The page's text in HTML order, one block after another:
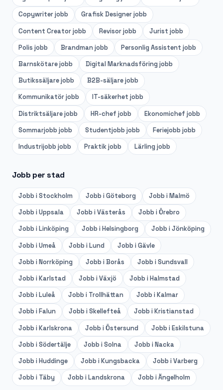
Copywriterjobb Grafisk Designerjobb
Content Creatorjobb Revisorjobb Jurist jobb
Polis jobb Brandman jobb Personlig Assistent jobb
Barnskötarejobb Digital Marknadsföring jobb
Butikssäljarejobb B2B-säljarejobb
Kommunikatörjobb IT-säkerhet jobb
Distriktsäljarejobb HR-chef jobb Ekonomichef jobb
Sommarjobb jobb Studentjobb jobb Feriejobb jobb
Industrijobb jobb Praktikjobb Lärling jobb
Jobb per stad
Jobb iStockholm Jobb iGöteborg Jobb iMalmö
Jobb iUppsala Jobb iVästerås Jobb iÖrebro
Jobb iLinköping Jobb iHelsingborg Jobb iJönköping
Jobb iUmeå Jobb iLund Jobb iGävle
Jobb iNorrköping Jobb iBorås Jobb iSundsvall
Jobb iKarlstad Jobb iVäxjö Jobb iHalmstad
Jobb iLuleå Jobb i Trollhättan Jobb iKalmar
Jobb iFalun Jobb iSkellefteå Jobb iKristianstad
Jobb iKarlskrona Jobb iÖstersund Jobb iEskilstuna
Jobb iSödertälje Jobb iSolna Jobb iNacka
Jobb iHuddinge Jobb iKungsbacka Jobb iVarberg
Jobb i Täby Jobb iLandskrona Jobb iÄngelholm